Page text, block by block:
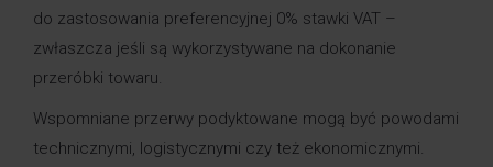
do zastosowania preferencyjnej 0% stawki VAT –
zwłaszcza jeśli są wykorzystywane na dokonanie
przeróbki towaru.
Wspomniane przerwy podyktowane mogą być powodami
technicznymi, logistycznymi czy też ekonomicznymi.